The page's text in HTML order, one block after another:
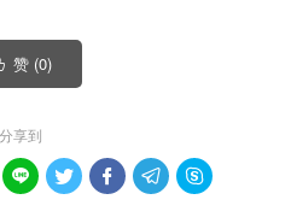
赞 (0)
分享到
    